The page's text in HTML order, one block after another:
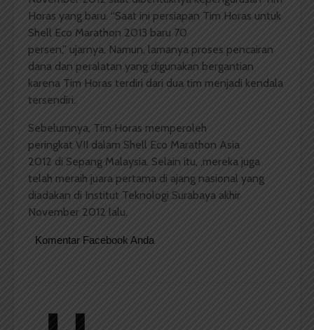
Horas yang baru. “Saat ini persiapan Tim Horas untuk
Shell Eco Marathon 2013 baru 70
persen,” ujarnya. Namun, lamanya proses pencairan
dana dan peralatan yang digunakan bergantian
karena Tim Horas terdiri dari dua tim menjadi kendala
tersendiri.
Sebelumnya, Tim Horas memperoleh
peringkat VII dalam Shell Eco Marathon Asia
2012 di Sepang Malaysia. Selain itu, ,mereka juga
telah meraih juara pertama di ajang nasional yang
diadakan di Institut Teknologi Surabaya akhir
November 2012 lalu.
Komentar Facebook Anda